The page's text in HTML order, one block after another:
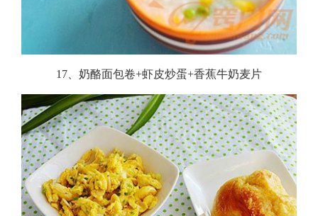
17、奶酪面包卷+虾皮炒蛋+香蕉牛奶麦片